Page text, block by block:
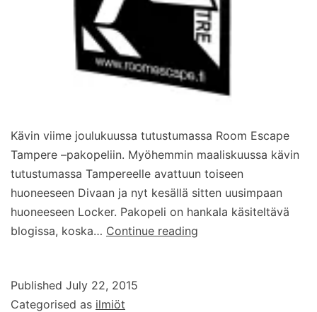
Kävin viime joulukuussa tutustumassa Room Escape
Tampere –pakopeliin. Myöhemmin maaliskuussa kävin
tutustumassa Tampereelle avattuun toiseen
huoneeseen Divaan ja nyt kesällä sitten uusimpaan
huoneeseen Locker. Pakopeli on hankala käsiteltävä
blogissa, koska… Continue reading
Published July 22, 2015
Categorised as ilmiöt